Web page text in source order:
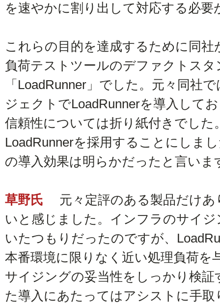
を速やかに割り出して対応する必要
これらの目的を達成するために同
負荷テストツールのデファクトス
「LoadRunner」でした。元々同社
ジェクトでLoadRunnerを導入して
信頼性については折り紙付きでした
LoadRunnerを採用することにしま
の導入効果は明らかだったと言いま
草野氏
元々定評のある製品だけあ
いと感じました。インフラのサイ
いたつもりだったのですが、
本番環境に限りなく近い処理負荷
サイジングの妥当性をしっかり検
た導入にあたってはアシストに手